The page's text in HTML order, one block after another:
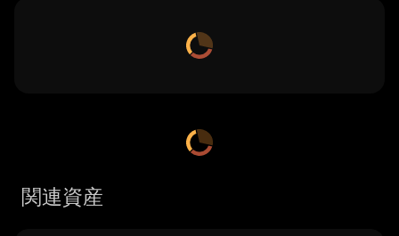
関連資産